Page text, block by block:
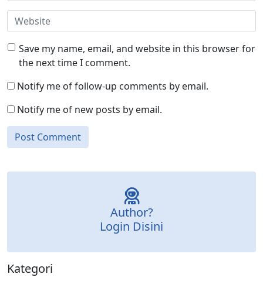
Save my name, email, and website in this browser for
the next time I comment.
Notify me of follow-up comments by email.
Notify me of new posts by email.
Author?
Login Disini
Kategori